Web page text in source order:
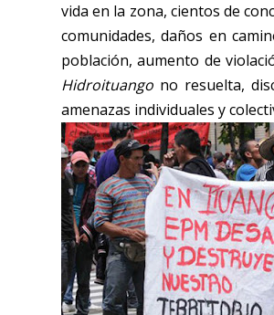
vida en la zona, cientos de
comunidades, daños en
población, aumento de
Hidroituango no resuelta,
amenazas individuales y